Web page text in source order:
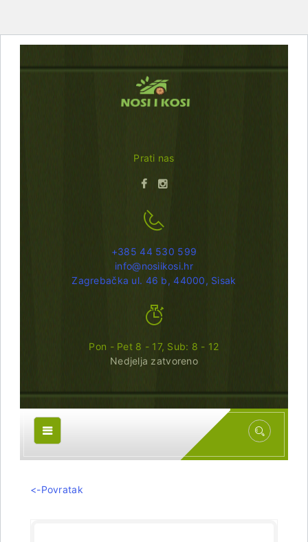
Prati nas
+385 44 530 599
info@nosiikosi.hr
Zagrebačka ul. 46 b, 44000, Sisak
Pon - Pet 8 - 17, Sub: 8 - 12
Nedjelja zatvoreno
<-Povratak